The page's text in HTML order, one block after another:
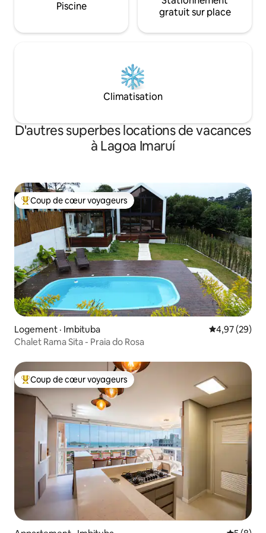
Piscine
gratuit sur place
Climatisation
D'autres superbes locations de vacances
à Lagoa Imaruí
Coup de cœur voyageurs parmi les plus aimés
Coup de cœur voyageurs
Logement · Imbituba Note
4,97 (29)
Chalet Rama Sita - Praia do Rosa
Coup de cœur voyageurs parmi les plus aimés
Coup de cœur voyageurs